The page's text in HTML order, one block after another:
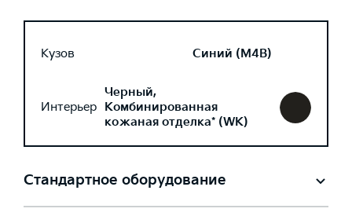
Кузов Синий (M4B)
Интерьер
Черный,
Комбинированная
кожаная отделка* (WK)
Стандартное оборудование